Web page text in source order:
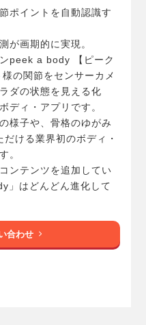
ポイントを自動認識す
が画期的に実現。
peek a body 【ピーク
の関節をセンサーカメ
ダの状態を見える化
ディ・アプリです。
様子や、骨格のゆがみ
ける業界初のボディ・
。
ンテンツを追加してい
」はどんどん進化して
合わせ